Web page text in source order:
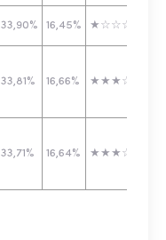
33,90% 16,45% ★☆☆☆☆
33,81% 16,66% ★★★☆☆
33,71% 16,64% ★★★☆☆